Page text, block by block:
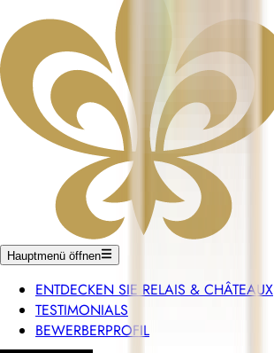
Hauptmenü öffnen
ENTDECKEN SIE RELAIS & CHÂTEAUX
TESTIMONIALS
BEWERBERPROFIL